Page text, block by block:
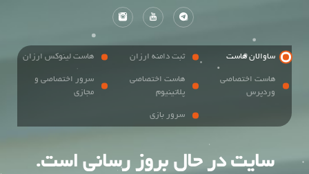
ساوالان هاست ثبت دامنه ارزان هاست لینوکس ارزان
هاست اختصاصی
وردپرس
هاست اختصاصی
پلاتینیوم
سرور اختصاصی و
مجازی
سرور بازی
سایت در حال بروز رسانی است.